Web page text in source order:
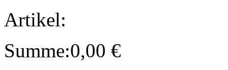
Artikel:
Summe:0,00 €